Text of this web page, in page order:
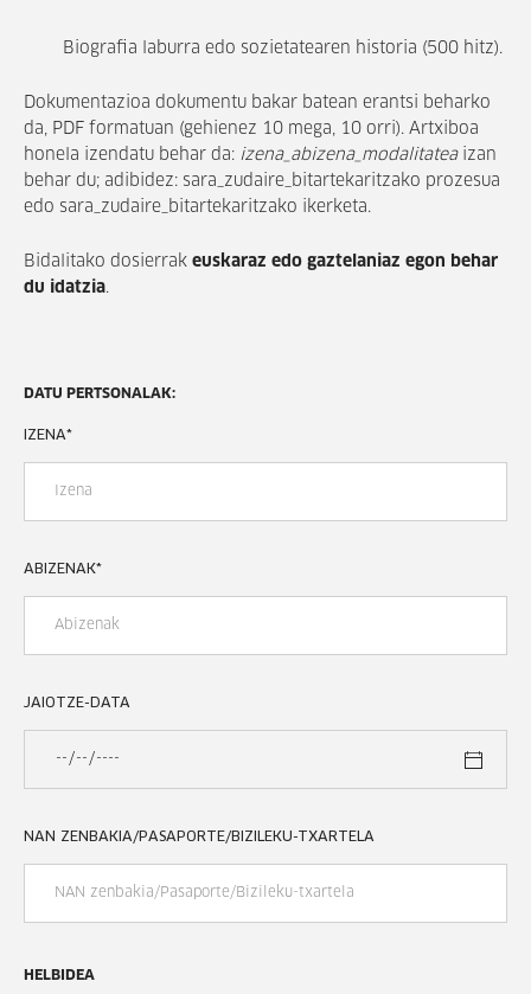
Biografia laburra edo sozietatearen historia (500 hitz).
Dokumentazioa dokumentu bakar batean erantsi beharko
da, PDF formatuan (gehienez 10 mega, 10 orri). Artxiboa
honela izendatu behar da: izena_abizena_modalitateaizan
behar du; adibidez: sara_zudaire_bitartekaritzako prozesua
edo sara_zudaire_bitartekaritzako ikerketa.
Bidalitako dosierrak euskaraz edo gaztelaniaz egon behar
du idatzia.
DATU PERTSONALAK:
IZENA*
ABIZENAK*
JAIOTZE-DATA
NAN ZENBAKIA/PASAPORTE/BIZILEKU-TXARTELA
HELBIDEA